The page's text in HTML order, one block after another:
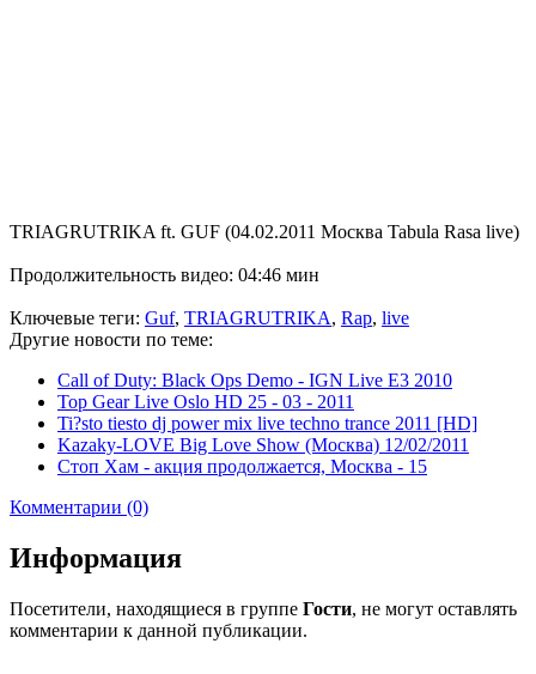
TRIAGRUTRIKA ft. GUF (04.02.2011 Москва Tabula Rasa live)
Продолжительность видео: 04:46 мин
Ключевые теги: Guf, TRIAGRUTRIKA, Rap, live
Другие новости по теме:
Call of Duty: Black Ops Demo - IGN Live E3 2010
Top Gear Live Oslo HD 25 - 03 - 2011
Ti?sto tiesto dj power mix live techno trance 2011 [HD]
Kazaky-LOVE Big Love Show (Москва) 12/02/2011
Стоп Хам - акция продолжается, Москва - 15
Комментарии (0)
Информация
Посетители, находящиеся в группе Гости, не могут оставлять
комментарии к данной публикации.